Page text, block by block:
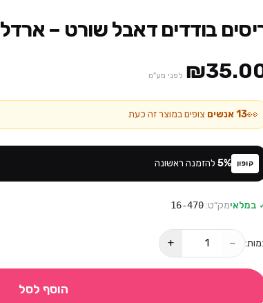
בודדים דאבל שורט – ארדל
לפני מע"מ
👀
13אנשים צופים במוצר זה כעת
קופון 5% להזמנה ראשונה
במלאימק״ט:16-470
−
+
הוסף לסל